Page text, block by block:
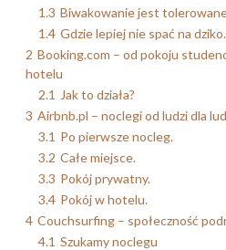
1.3 Biwakowanie jest
1.4 Gdzie lepiej nie spać na dziko.
2 Booking.com – od pokoju
hotelu
2.1
Jak to działa?
3 Airbnb.pl – noclegi od ludzi dla
3.1 Po pierwsze nocleg.
3.2 Całe miejsce.
3.3 Pokój prywatny.
3.4 Pokój w hotelu.
4 Couchsurfing – społeczność
4.1 Szukamy noclegu